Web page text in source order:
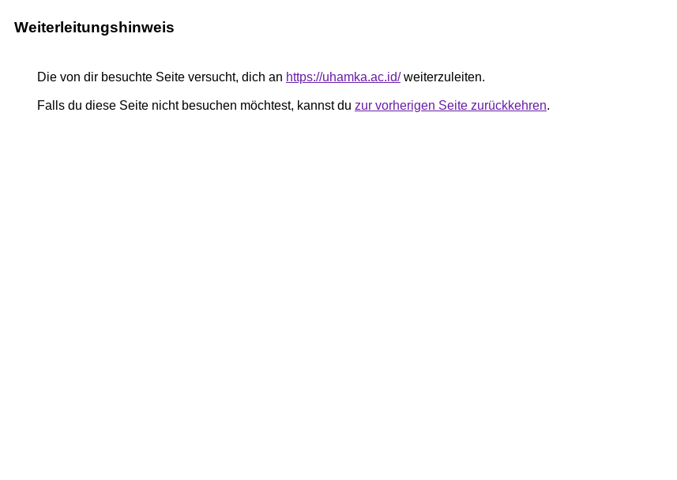
Weiterleitungshinweis
Die von dir besuchte Seite versucht, dich an https://uhamka.ac.id/weiterzuleiten.
Falls du diese Seite nicht besuchen möchtest, kannst du zur vorherigen Seite zurückkehren.